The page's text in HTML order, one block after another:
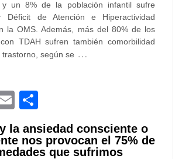
un 8% de la población infantil sufre
Déficit de Atención e Hiperactividad
la OMS. Además, más del 80% de los
TDAH sufren también comorbilidad
según se …
Email
la ansiedad consciente o
nos provocan el 75% de
que sufrimos